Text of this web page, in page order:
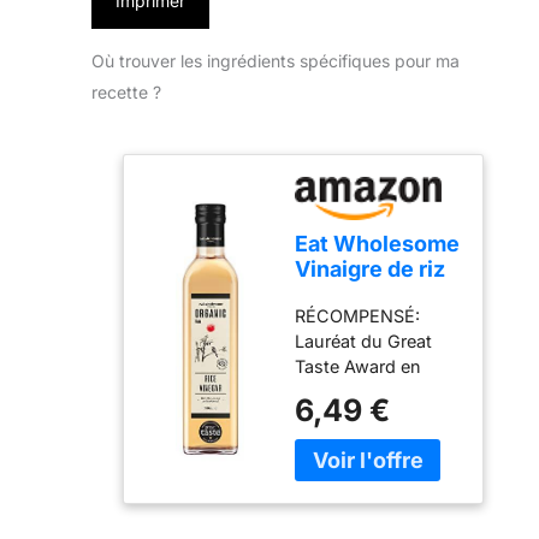
Où trouver les ingrédients spécifiques pour ma
recette ?
Eat Wholesome
Vinaigre de riz
RÉCOMPENSÉ:
Lauréat du Great
Taste Award en
goût doux, équilibré
et délicat qui
rehausse les plats
6,49 €